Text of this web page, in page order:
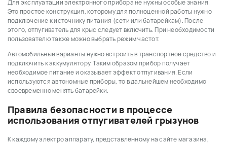
Для эксплуатации электронного прибора не нужны особые знания.
Это простое конструкция, которому для полноценной работы нужно
подключение к источнику питания (сети или батарейкам). После
этого, отпугиватель для крыс следует включить. При необходимости
пользователю также можно выбрать режим частот.
Автомобильные варианты нужно встроить в транспортное средство и
подключить к аккумулятору. Таким образом прибор получает
необходимое питание и оказывает эффект отпугивания. Если
используются автономные приборы, то в дальнейшем необходимо
своевременно менять батарейки.
Правила безопасности в процессе
использования отпугивателей грызунов
К каждому электро аппарату, представленному на сайте магазина,